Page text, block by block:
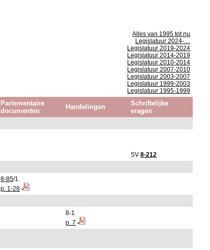
Alles van 1995 tot nu
Legislatuur 2024-....
Legislatuur 2019-2024
Legislatuur 2014-2019
Legislatuur 2010-2014
Legislatuur 2007-2010
Legislatuur 2003-2007
Legislatuur 1999-2003
Legislatuur 1995-1999
Parlementaire
documenten
Handelingen
Schriftelijke
vragen
SV8-212
8-85/1
p. 1-28
8-1
p. 7